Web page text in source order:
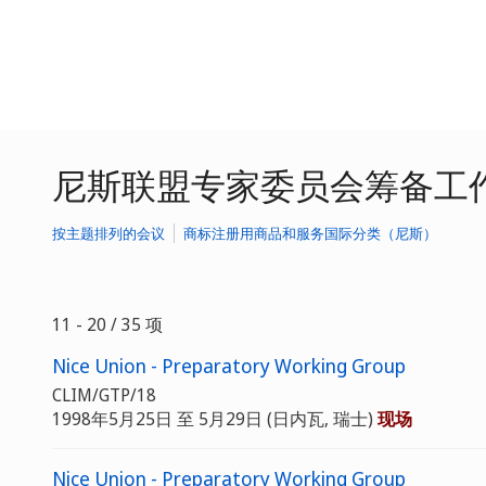
尼斯联盟专家委员会筹备工
按主题排列的会议 商标注册用商品和服务国际分类（尼斯）
11 - 20 / 35 项
Nice Union - Preparatory Working Group
CLIM/GTP/18
1998年5月25日 至 5月29日 (日内瓦, 瑞士) 现场
Nice Union - Preparatory Working Group